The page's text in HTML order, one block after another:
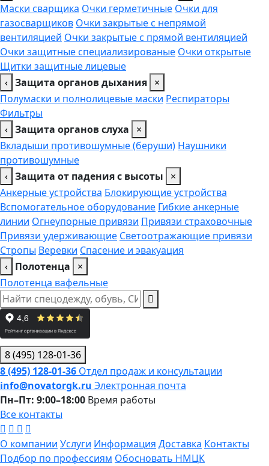
Маски сварщика Очки герметичные Очки для
газосварщиков Очки закрытые с непрямой
вентиляцией Очки закрытые с прямой вентиляцией
Очки защитные специализированые Очки открытые
Щитки защитные лицевые
‹ Защита органов дыхания ×
Полумаски и полнолицевые маски Респираторы
Фильтры
‹ Защита органов слуха
×
Вкладыши противошумные (беруши) Наушники
противошумные
‹ Защита от падения с высоты
×
Анкерные устройства Блокирующие устройства
Вспомогательное оборудование Гибкие анкерные
линии Огнеупорные привязи Привязи страховочные
Привязи удерживающие Светоотражающие привязи
Стропы Веревки Спасение и эвакуация
‹ Полотенца
×
Полотенца вафельные
8 (495) 128-01-36
8 (495) 128-01-36 Отдел продаж и консультации
info@novatorgk.ru Электронная почта
Пн–Пт: 9:00–18:00 Время работы
Все контакты
О компании Услуги Информация Доставка Контакты
Подбор по профессиям Обосновать НМЦК